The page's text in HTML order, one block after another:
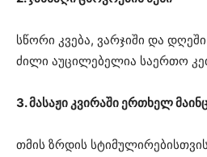
სწორი კვება, ვარჯიში და
ძილი აუცილებელია საერთო
3. მასაჟი კვირაში ერთხელ
თმის ზრდის